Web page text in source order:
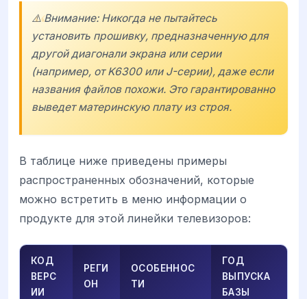
⚠️ Внимание: Никогда не пытайтесь
установить прошивку, предназначенную для
другой диагонали экрана или серии
(например, от K6300 или J-серии), даже если
названия файлов похожи. Это гарантированно
выведет материнскую плату из строя.
В таблице ниже приведены примеры
распространенных обозначений, которые
можно встретить в меню информации о
продукте для этой линейки телевизоров:
КОД
ВЕРС
ИИ
РЕГИ
ОН
ОСОБЕННОС
ТИ
ГОД
ВЫПУСКА
БАЗЫ